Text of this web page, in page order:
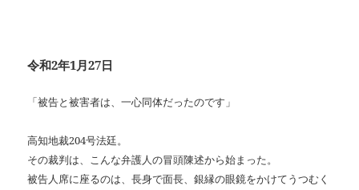
令和2年1月27日
「被告と被害者は、一心同体だったのです」
高知地裁204号法廷。
その裁判は、こんな弁護人の冒頭陳述から始まった。
被告人席に座るのは、長身で面長、銀縁の眼鏡をかけてうつむく